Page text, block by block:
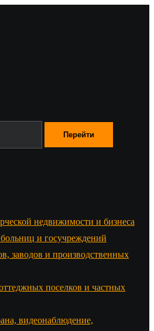
недвижимости и бизнеса
и госучреждений
заводов и производственных
поселков и частных
видеонаблюдение,